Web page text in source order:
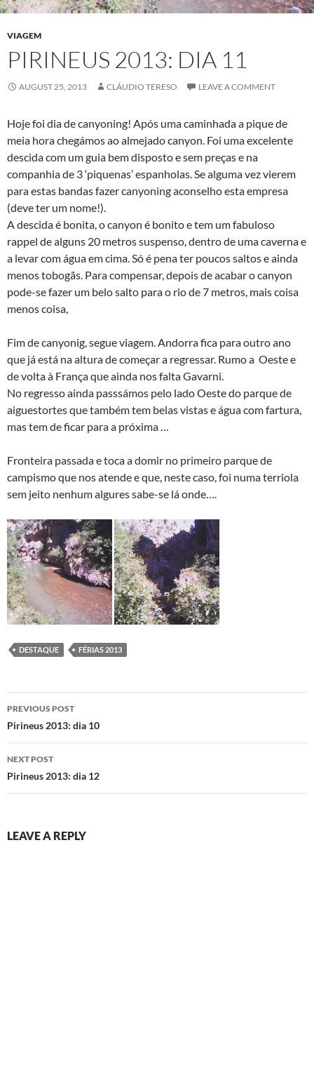
VIAGEM
PIRINEUS 2013: DIA 11
AUGUST 25, 2013 CLÁUDIO TERESO LEAVE A COMMENT
Hoje foi dia de canyoning! Após uma caminhada a pique de
meia hora chegámos ao almejado canyon. Foi uma excelente
descida com um guia bem disposto e sem preças e na
companhia de 3 ‘piquenas’ espanholas. Se alguma vez vierem
para estas bandas fazer canyoning aconselho esta empresa
(deve ter um nome!).
A descida é bonita, o canyon é bonito e tem um fabuloso
rappel de alguns 20 metros suspenso, dentro de uma caverna e
a levar com água em cima. Só é pena ter poucos saltos e ainda
menos tobogãs. Para compensar, depois de acabar o canyon
pode-se fazer um belo salto para o rio de 7 metros, mais coisa
menos coisa,
Fim de canyonig, segue viagem. Andorra fica para outro ano
que já está na altura de começar a regressar. Rumo a Oeste e
de volta à França que ainda nos falta Gavarni.
No regresso ainda passsámos pelo lado Oeste do parque de
aiguestortes que também tem belas vistas e água com fartura,
mas tem de ficar para a próxima …
Fronteira passada e toca a domir no primeiro parque de
campismo que nos atende e que, neste caso, foi numa terriola
sem jeito nenhum algures sabe-se lá onde….
DESTAQUE FÉRIAS 2013
Post
navigation
PREVIOUS POST
Pirineus 2013: dia 10
NEXT POST
Pirineus 2013: dia 12
LEAVE A REPLY